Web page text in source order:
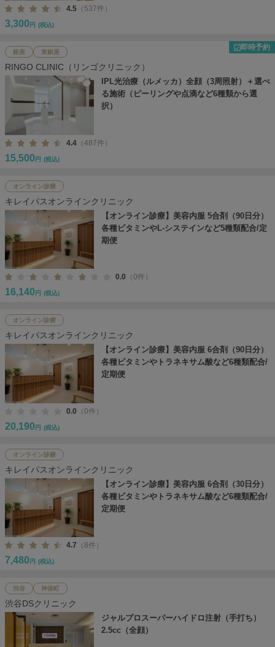
4.5 （537件）
3,300 円 (税込)
銀座 東銀座
即時予約
RINGO CLINIC（リンゴクリニック）
IPL光治療（ルメッカ）全顔（3周照射）＋選べ
る施術（ピーリングや点滴など6種類から選
択）
4.4 （487件）
15,500 円 (税込)
オンライン診療
キレイパスオンラインクリニック
【オンライン診療】美容内服 5合剤（90日分）
各種ビタミンやL-システインなど5種類配合/定
期便
0.0 （0件）
16,140 円 (税込)
オンライン診療
キレイパスオンラインクリニック
【オンライン診療】美容内服 6合剤（90日分）
各種ビタミンやトラネキサム酸など6種類配合/
定期便
0.0 （0件）
20,190 円 (税込)
オンライン診療
キレイパスオンラインクリニック
【オンライン診療】美容内服 6合剤（30日分）
各種ビタミンやトラネキサム酸など6種類配合/
定期便
4.7 （8件）
7,480 円 (税込)
渋谷 神保町
渋谷DSクリニック
ジャルプロスーパーハイドロ注射（手打ち）
2.5cc（全顔）